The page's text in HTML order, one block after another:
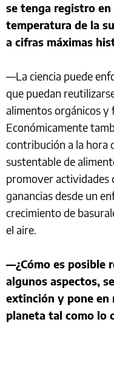
se tenga registro
temperatura de la
a cifras máximas
—La ciencia puede
que puedan
alimentos orgánicos y
Económicamente
contribución a la hora
sustentable de
promover actividades
ganancias desde un
crecimiento de
el aire.
—¿Cómo es posible
algunos aspectos,
extinción y pone en
planeta tal como lo